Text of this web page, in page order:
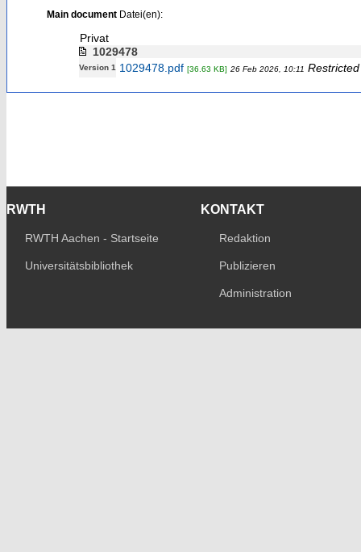
Main documentDatei(en):
Privat
1029478
Version 1 1029478.pdf [36.63 KB] 26 Feb 2026, 10:11 Restricted
RWTH
RWTH Aachen - Startseite
Universitätsbibliothek
KONTAKT
Redaktion
Publizieren
Administration